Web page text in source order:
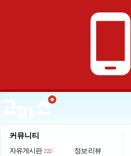
phone_android
커뮤니티
자유게시판 222
정보·리뷰